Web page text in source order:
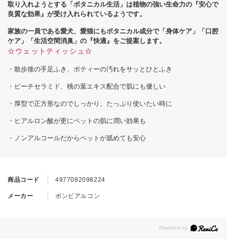
商品コード 4977082098224
メーカー ボンビアルコン
取り入れようとする「ボタニカル生活」は植物の強い生命力の『安心で
良質な効果』が受け入れられているようです。
家族の一員である愛犬、愛猫にもボタニカル成分で「身体ケア」「口腔
ケア」「生活空間消臭」の『快適』 をご提案します。
☆ウェットティッシュ☆
・散歩後の手足ふき、ボティーの汚れをサッとひとふき
・ピーチセラミド、桃の葉エキス配合で肌にも優しい
・厚型で正方形なのでしっかり、たっぷり使いたい時に
・ヒアルロン酸が更にペットの肌に潤い効果も
・ノンアルコールだからペットが舐めても安心